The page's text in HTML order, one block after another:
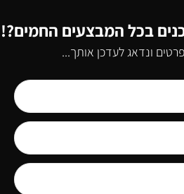
בכל המבצעים החמים?!
ונדאג לעדכן אותך...